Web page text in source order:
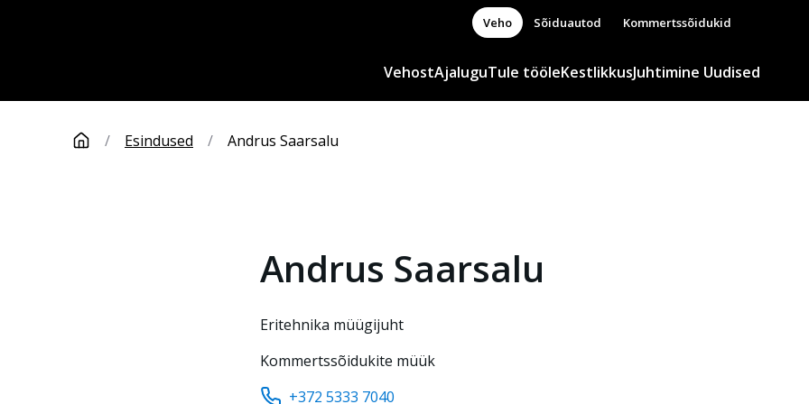
Veho Sõiduautod Kommertssõidukid
VehostAjaluguTule tööleKestlikkusJuhtimine Uudised
/ Esindused / Andrus Saarsalu
Andrus Saarsalu
Eritehnika müügijuht
Kommertssõidukite müük
+372 5333 7040